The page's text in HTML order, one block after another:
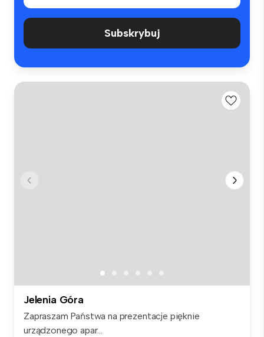
Subskrybuj
Jelenia Góra
Zapraszam Państwa na prezentacje pięknie
urządzonego apar...